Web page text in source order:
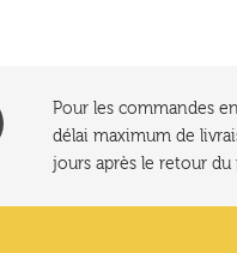
Pour les commandes
délai maximum de
jours après le retour